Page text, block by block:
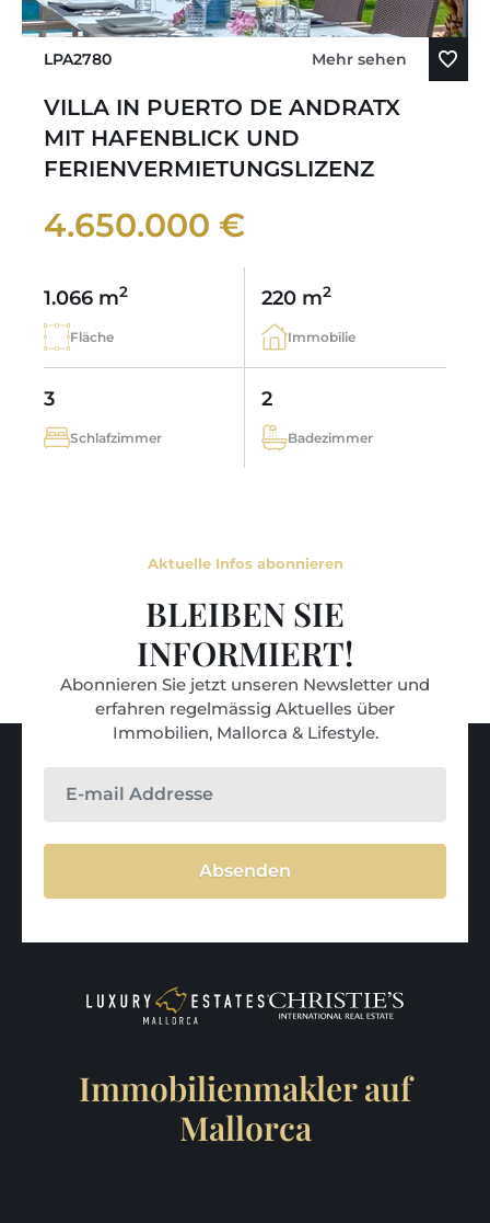
LPA2780 Mehr sehen
VILLA IN PUERTO DE ANDRATX
MIT HAFENBLICK UND
FERIENVERMIETUNGSLIZENZ
4.650.000 €
1.066 m2
Fläche
220 m2
Immobilie
3
Schlafzimmer
2
Badezimmer
Aktuelle Infos abonnieren
BLEIBEN SIE
INFORMIERT!
Abonnieren Sie jetzt unseren Newsletter und
erfahren regelmässig Aktuelles über
Immobilien, Mallorca & Lifestyle.
Absenden
Immobilienmakler auf
Mallorca